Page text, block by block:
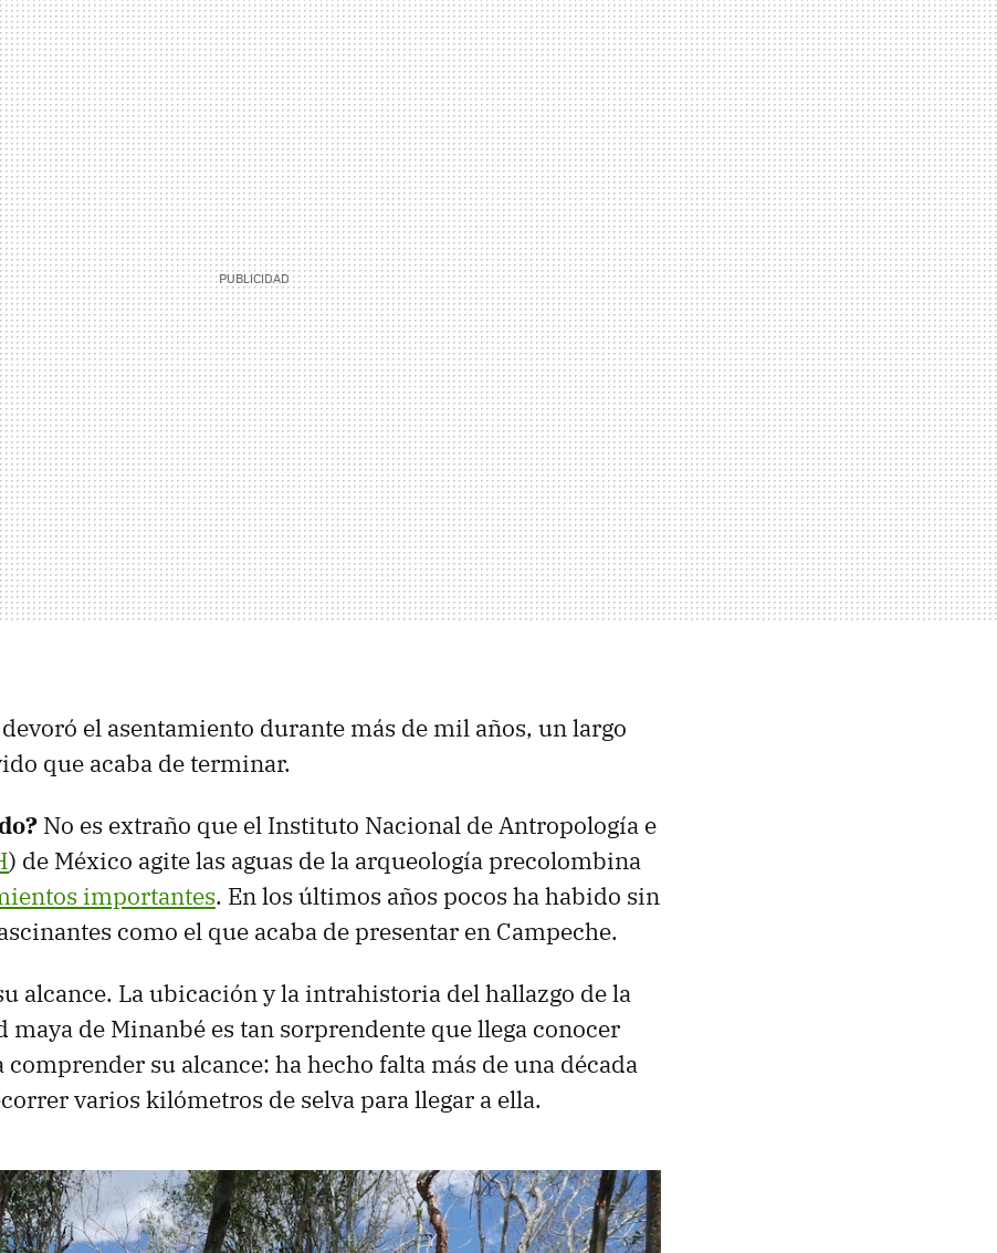
devoró el asentamiento durante más de mil años, un largo
que acaba de terminar.
No es extraño que el Instituto Nacional de Antropología e
) de México agite las aguas de la arqueología precolombina
importantes. En los últimos años pocos ha habido sin
como el que acaba de presentar en Campeche.
alcance. La ubicación y la intrahistoria del hallazgo de la
maya de Minanbé es tan sorprendente que llega conocer
comprender su alcance: ha hecho falta más de una década
varios kilómetros de selva para llegar a ella.